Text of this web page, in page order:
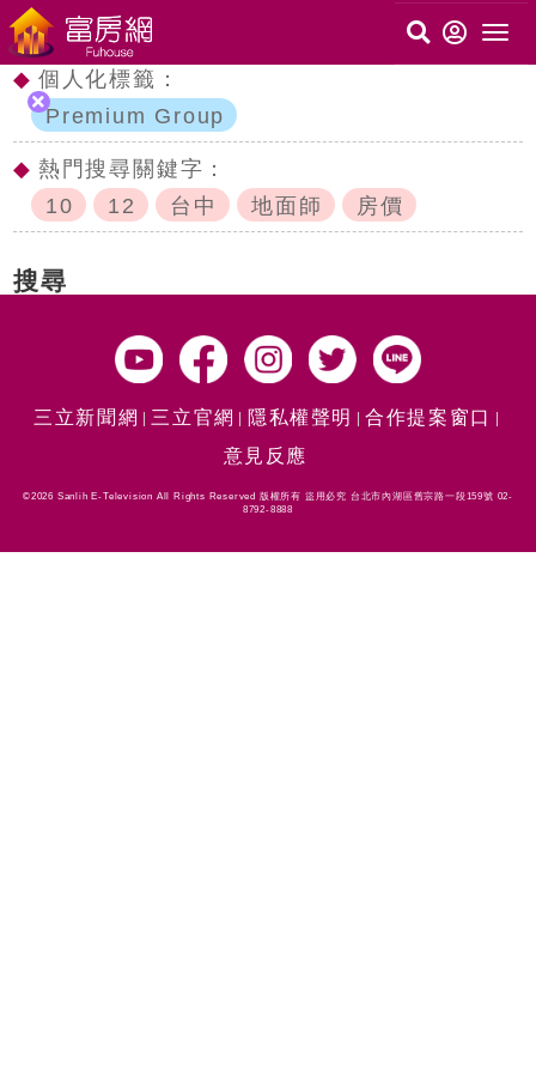
◆ 個人化標籤：
Premium Group
◆ 熱門搜尋關鍵字：
10
12 台中 地面師 房價
搜尋
三立新聞網 三立官網 隱私權聲明
合作提案窗口
意見反應
©2026 Sanlih E-Television All Rights Reserved 版權所有 盜用必究 台北市內湖區舊宗路一段159號 02-
8792-8888